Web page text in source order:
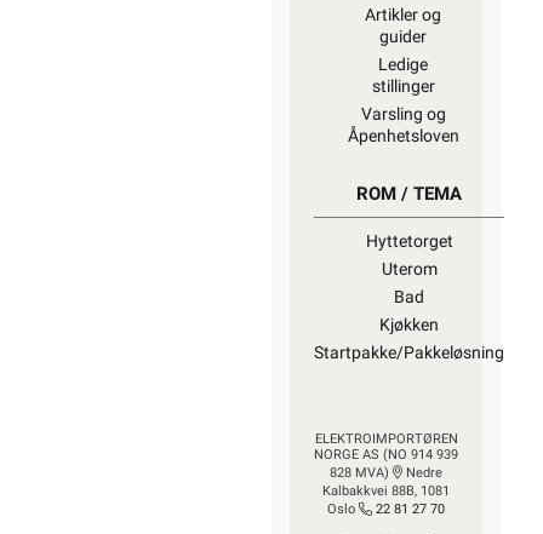
Artikler og
guider
Ledige
stillinger
Varsling og
Åpenhetsloven
ROM / TEMA
Hyttetorget
Uterom
Bad
Kjøkken
Startpakke/Pakkeløsning
ELEKTROIMPORTØREN
NORGE AS (NO 914 939
828 MVA)
Nedre
Kalbakkvei 88B, 1081
Oslo
22 81 27 70